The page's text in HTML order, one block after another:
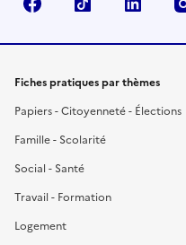
Fiches pratiques par thèmes
Papiers - Citoyenneté - Élections
Famille - Scolarité
Social - Santé
Travail - Formation
Logement